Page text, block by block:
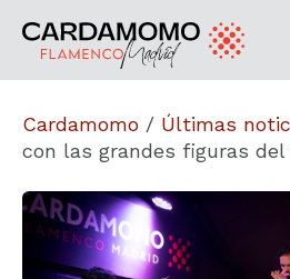
Cardamomo / Últimas
con las grandes figuras